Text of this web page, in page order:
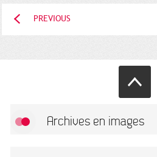
PREVIOUS
Archives en images